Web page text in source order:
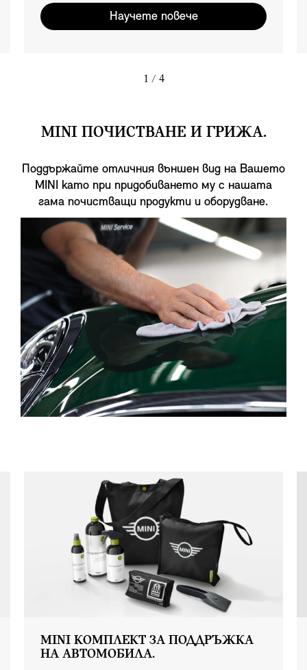
Научете повече
1 / 4
MINI ПОЧИСТВАНЕ И ГРИЖА.
Поддържайте отличния външен вид на Вашето
MINI като при придобиването му с нашата
гама почистващи продукти и оборудване.
MINI КОМПЛЕКТ ЗА ПОДДРЪЖКА
НА АВТОМОБИЛА.